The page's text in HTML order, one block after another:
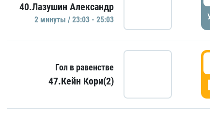
40.Лазушин Александр
2 минуты / 23:03 - 25:03
Гол в равенстве
47.Кейн Кори(2)